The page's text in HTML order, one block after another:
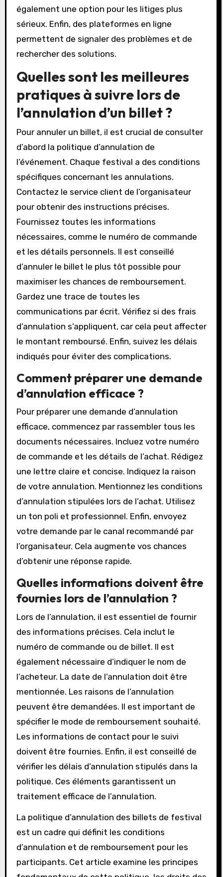
également une option pour les litiges plus
sérieux. Enfin, des plateformes en ligne
permettent de signaler des problèmes et de
rechercher des solutions.
Quelles sont les meilleures
pratiques à suivre lors de
l’annulation d’un billet ?
Pour annuler un billet, il est crucial de consulter
d’abord la politique d’annulation de
l’événement. Chaque festival a des conditions
spécifiques concernant les annulations.
Contactez le service client de l’organisateur
pour obtenir des instructions précises.
Fournissez toutes les informations
nécessaires, comme le numéro de commande
et les détails personnels. Il est conseillé
d’annuler le billet le plus tôt possible pour
maximiser les chances de remboursement.
Gardez une trace de toutes les
communications par écrit. Vérifiez si des frais
d’annulation s’appliquent, car cela peut affecter
le montant remboursé. Enfin, suivez les délais
indiqués pour éviter des complications.
Comment préparer une demande
d’annulation efficace ?
Pour préparer une demande d’annulation
efficace, commencez par rassembler tous les
documents nécessaires. Incluez votre numéro
de commande et les détails de l’achat. Rédigez
une lettre claire et concise. Indiquez la raison
de votre annulation. Mentionnez les conditions
d’annulation stipulées lors de l’achat. Utilisez
un ton poli et professionnel. Enfin, envoyez
votre demande par le canal recommandé par
l’organisateur. Cela augmente vos chances
d’obtenir une réponse rapide.
Quelles informations doivent être
fournies lors de l’annulation ?
Lors de l’annulation, il est essentiel de fournir
des informations précises. Cela inclut le
numéro de commande ou de billet. Il est
également nécessaire d’indiquer le nom de
l’acheteur. La date de l’annulation doit être
mentionnée. Les raisons de l’annulation
peuvent être demandées. Il est important de
spécifier le mode de remboursement souhaité.
Les informations de contact pour le suivi
doivent être fournies. Enfin, il est conseillé de
vérifier les délais d’annulation stipulés dans la
politique. Ces éléments garantissent un
traitement efficace de l’annulation.
La politique d’annulation des billets de festival
est un cadre qui définit les conditions
d’annulation et de remboursement pour les
participants. Cet article examine les principes